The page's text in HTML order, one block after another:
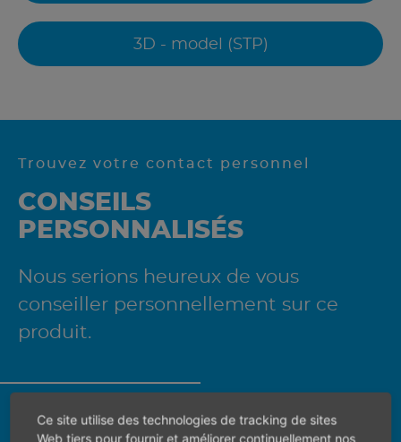
3D - model (STP)
Trouvez votre contact personnel
CONSEILS
PERSONNALISÉS
Nous serions heureux de vous
conseiller personnellement sur ce
produit.
Veuillez d'abord sélectionner un pays pour
Ce site utilise des technologies de tracking de sites
Web tiers pour fournir et améliorer continuellement nos